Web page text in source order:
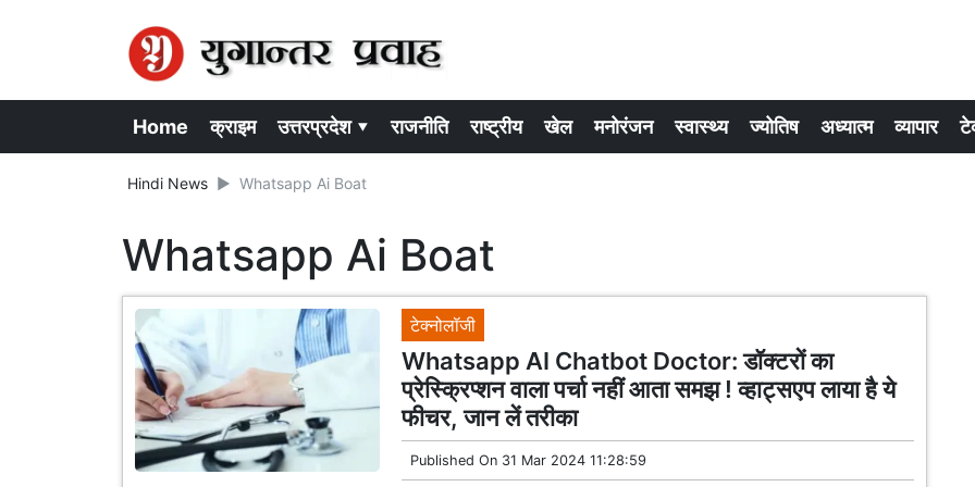
Home क्राइम उत्तरप्रदेश ▾ राजनीति राष्ट्रीय खेल मनोरंजन स्वास्थ्य ज्योतिष अध्यात्म व्यापार
Hindi News Whatsapp Ai Boat
Whatsapp Ai Boat
टेक्नोलॉजी
Whatsapp AI Chatbot Doctor: डॉक्टरों का
प्रेस्क्रिप्शन वाला पर्चा नहीं आता समझ ! व्हाट्सएप लाया है ये
फीचर, जान लें तरीका
Published On 31 Mar 2024 11:28:59